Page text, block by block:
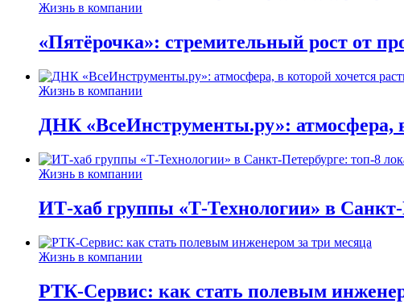
Жизнь в компании
«Пятёрочка»: стремительный рост от
Жизнь в компании
ДНК «ВсеИнструменты.ру»: атмосфера,
Жизнь в компании
ИТ-хаб группы «Т-Технологии» в
Жизнь в компании
РТК-Сервис: как стать полевым